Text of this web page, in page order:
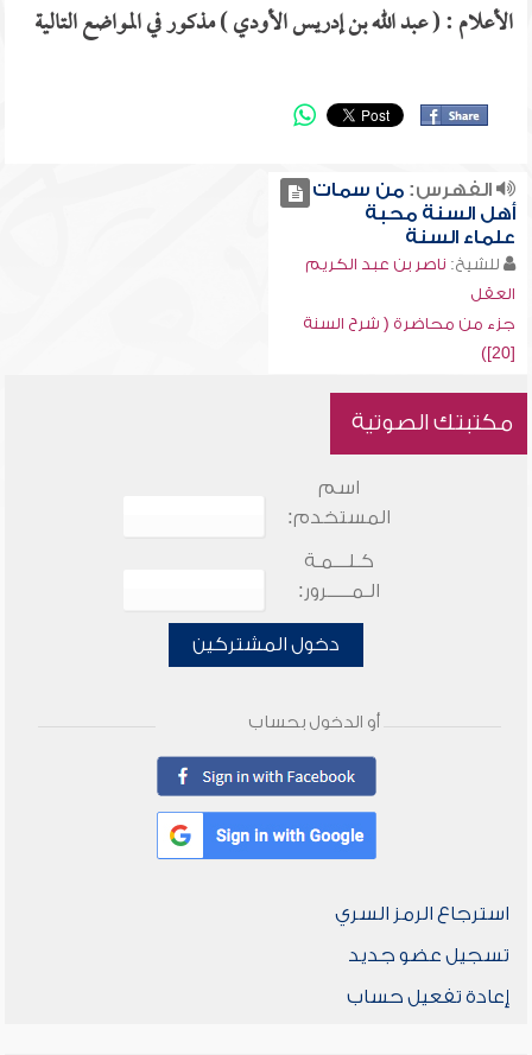
الأعلام : ( عبد الله بن إدريس الأودي ) مذكور في المواضع التالية
الفهرس:من سمات
أهل السنة محبة
علماء السنة
للشيخ: ناصر بن عبد الكريم
العقل
جزء من محاضرة ( شرح السنة
[20])
مكتبتك الصوتية
اسم
المستخدم:
كـلـــمـة
الـمـــــرور:
دخول المشتركين
أو الدخول بحساب
استرجاع الرمز السري
تسجيل عضو جديد
إعادة تفعيل حساب